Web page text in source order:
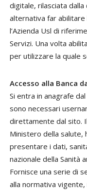
digitale, rilasciata
alternativa far
l’Azienda Usl di
Servizi. Una volta
per utilizzare la quale
Accesso alla Banca
Si entra in anagrafe
sono necessari
direttamente dal sito.
Ministero della salute,
presentare i dati,
nazionale della Sanità
Fornisce una serie di
alla normativa